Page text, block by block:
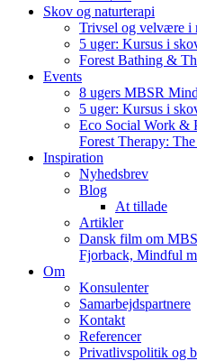
Skov og naturterapi
Trivsel og velvære i
5 uger: Kursus i
Forest Bathing &
Events
8 ugers MBSR
5 uger: Kursus i
Eco Social Work &
Forest Therapy:
Inspiration
Nyhedsbrev
Blog
At tillade
Artikler
Dansk film om
Fjorback, Mindful
Om
Konsulenter
Samarbejdspartnere
Kontakt
Referencer
Privatlivspolitik og